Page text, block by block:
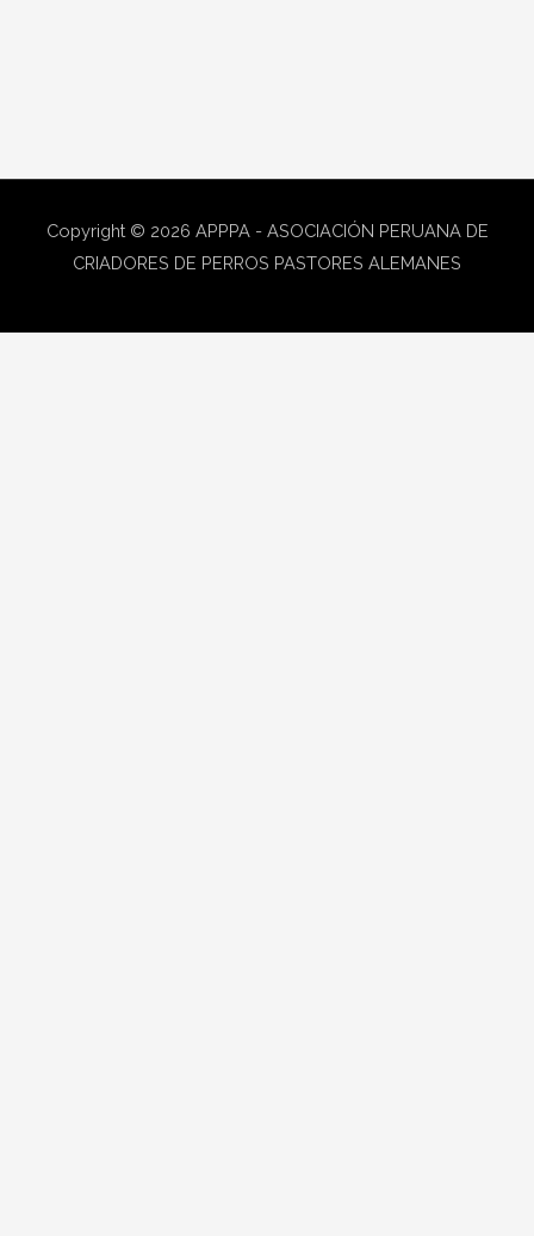
Copyright © 2026 APPPA - ASOCIACIÓN PERUANA DE
CRIADORES DE PERROS PASTORES ALEMANES